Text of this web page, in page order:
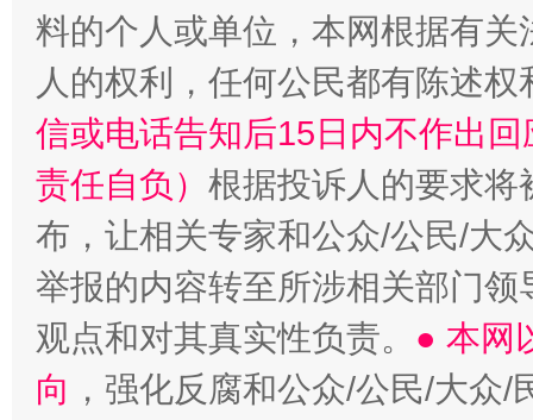
料的个人或单位，本网根据有
人的权利，任何公民都有陈述
信或电话告知后15日内不作出
责任自负） 根据投诉人的要求将
布，让相关专家和公众/公民/大
举报的内容转至所涉相关部门
观点和对其真实性负责。 ● 本网
向 ，强化反腐和公众/公民/大众